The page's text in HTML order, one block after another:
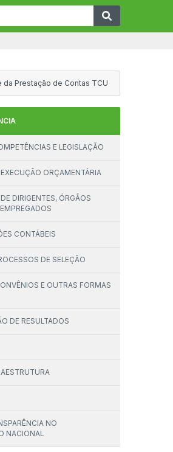
da Prestação de Contas TCU
E LEGISLAÇÃO
ORÇAMENTÁRIA
DIRIGENTES, ÓRGÃOS
CONTÁBEIS
DE SELEÇÃO
E OUTRAS FORMAS
DE RESULTADOS
NO
NACIONAL